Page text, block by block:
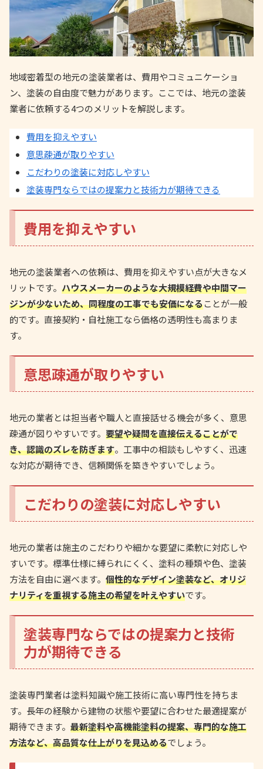
地域密着型の地元の塗装業者は、費用やコミュニケーショ
ン、塗装の自由度で魅力があります。ここでは、地元の塗装
業者に依頼する4つのメリットを解説します。
費用を抑えやすい
意思疎通が取りやすい
こだわりの塗装に対応しやすい
塗装専門ならではの提案力と技術力が期待できる
費用を抑えやすい
地元の塗装業者への依頼は、費用を抑えやすい点が大きなメ
リットです。 ハウスメーカーのような大規模経費や中間マー
ジンが少ないため、同程度の工事でも安価になることが一般
的です。直接契約・自社施工なら価格の透明性も高まりま
す。
意思疎通が取りやすい
地元の業者とは担当者や職人と直接話せる機会が多く、意思
疎通が図りやすいです。 要望や疑問を直接伝えることがで
き、認識のズレを防ぎます。工事中の相談もしやすく、迅速
な対応が期待でき、信頼関係を築きやすいでしょう。
こだわりの塗装に対応しやすい
地元の業者は施主のこだわりや細かな要望に柔軟に対応しや
すいです。標準仕様に縛られにくく、塗料の種類や色、塗装
方法を自由に選べます。 個性的なデザイン塗装など、オリジ
ナリティを重視する施主の希望を叶えやすいです。
塗装専門ならではの提案力と技術
力が期待できる
塗装専門業者は塗料知識や施工技術に高い専門性を持ちま
す。長年の経験から建物の状態や要望に合わせた最適提案が
期待できます。 最新塗料や高機能塗料の提案、専門的な施工
方法など、高品質な仕上がりを見込めるでしょう。